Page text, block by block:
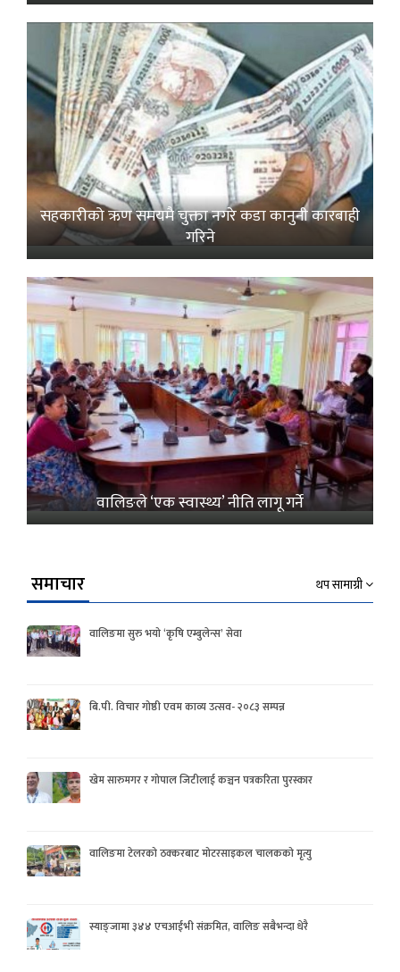
सहकारीको ऋण समयमै चुक्ता नगरे कडा कानुनी कारबाही
गरिने
वालिङले ‘एक स्वास्थ्य’ नीति लागू गर्ने
समाचार थप सामाग्री
वालिङमा सुरु भयो ‘कृषि एम्बुलेन्स’ सेवा
बि.पी. विचार गोष्ठी एवम काव्य उत्सव- २०८३ सम्पन्न
खेम सारुमगर र गोपाल जिटीलाई कञ्चन पत्रकरिता पुरस्कार
वालिङमा टेलरको ठक्करबाट मोटरसाइकल चालकको मृत्यु
स्याङ्जामा ३४४ एचआईभी संक्रमित, वालिङ सबैभन्दा धेरै